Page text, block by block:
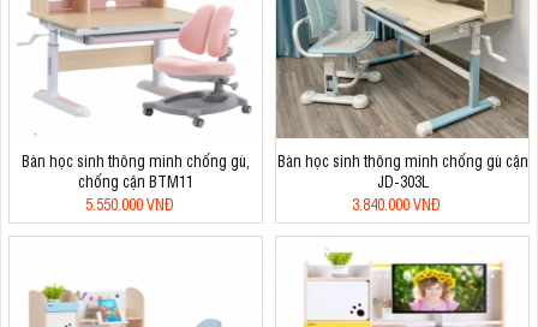
Bàn học sinh thông minh chống gù,
chống cận BTM11
5.550.000 VNĐ
Bàn học sinh thông minh chống gù cận
JD-303L
3.840.000 VNĐ